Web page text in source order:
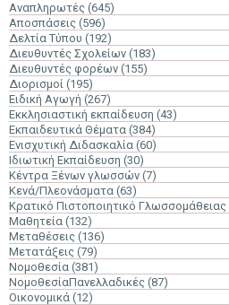
Αναπληρωτές (645)
Αποσπάσεις (596)
Δελτία Τύπου (192)
Διευθυντές Σχολείων (183)
Διευθυντές φορέων (155)
Διορισμοί (195)
Ειδική Αγωγή (267)
Εκκλησιαστική εκπαίδευση (43)
Εκπαιδευτικά Θέματα (384)
Ενισχυτική Διδασκαλία (60)
Ιδιωτική Εκπαίδευση (30)
Κέντρα Ξένων γλωσσών (7)
Κενά/Πλεονάσματα (63)
Κρατικό Πιστοποιητικό Γλωσσομάθειας
Μαθητεία (132)
Μεταθέσεις (136)
Μετατάξεις (79)
Νομοθεσία (381)
ΝομοθεσίαΠανελλαδικές (87)
Οικονομικά (12)